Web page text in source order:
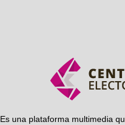
Es una plataforma multimedia